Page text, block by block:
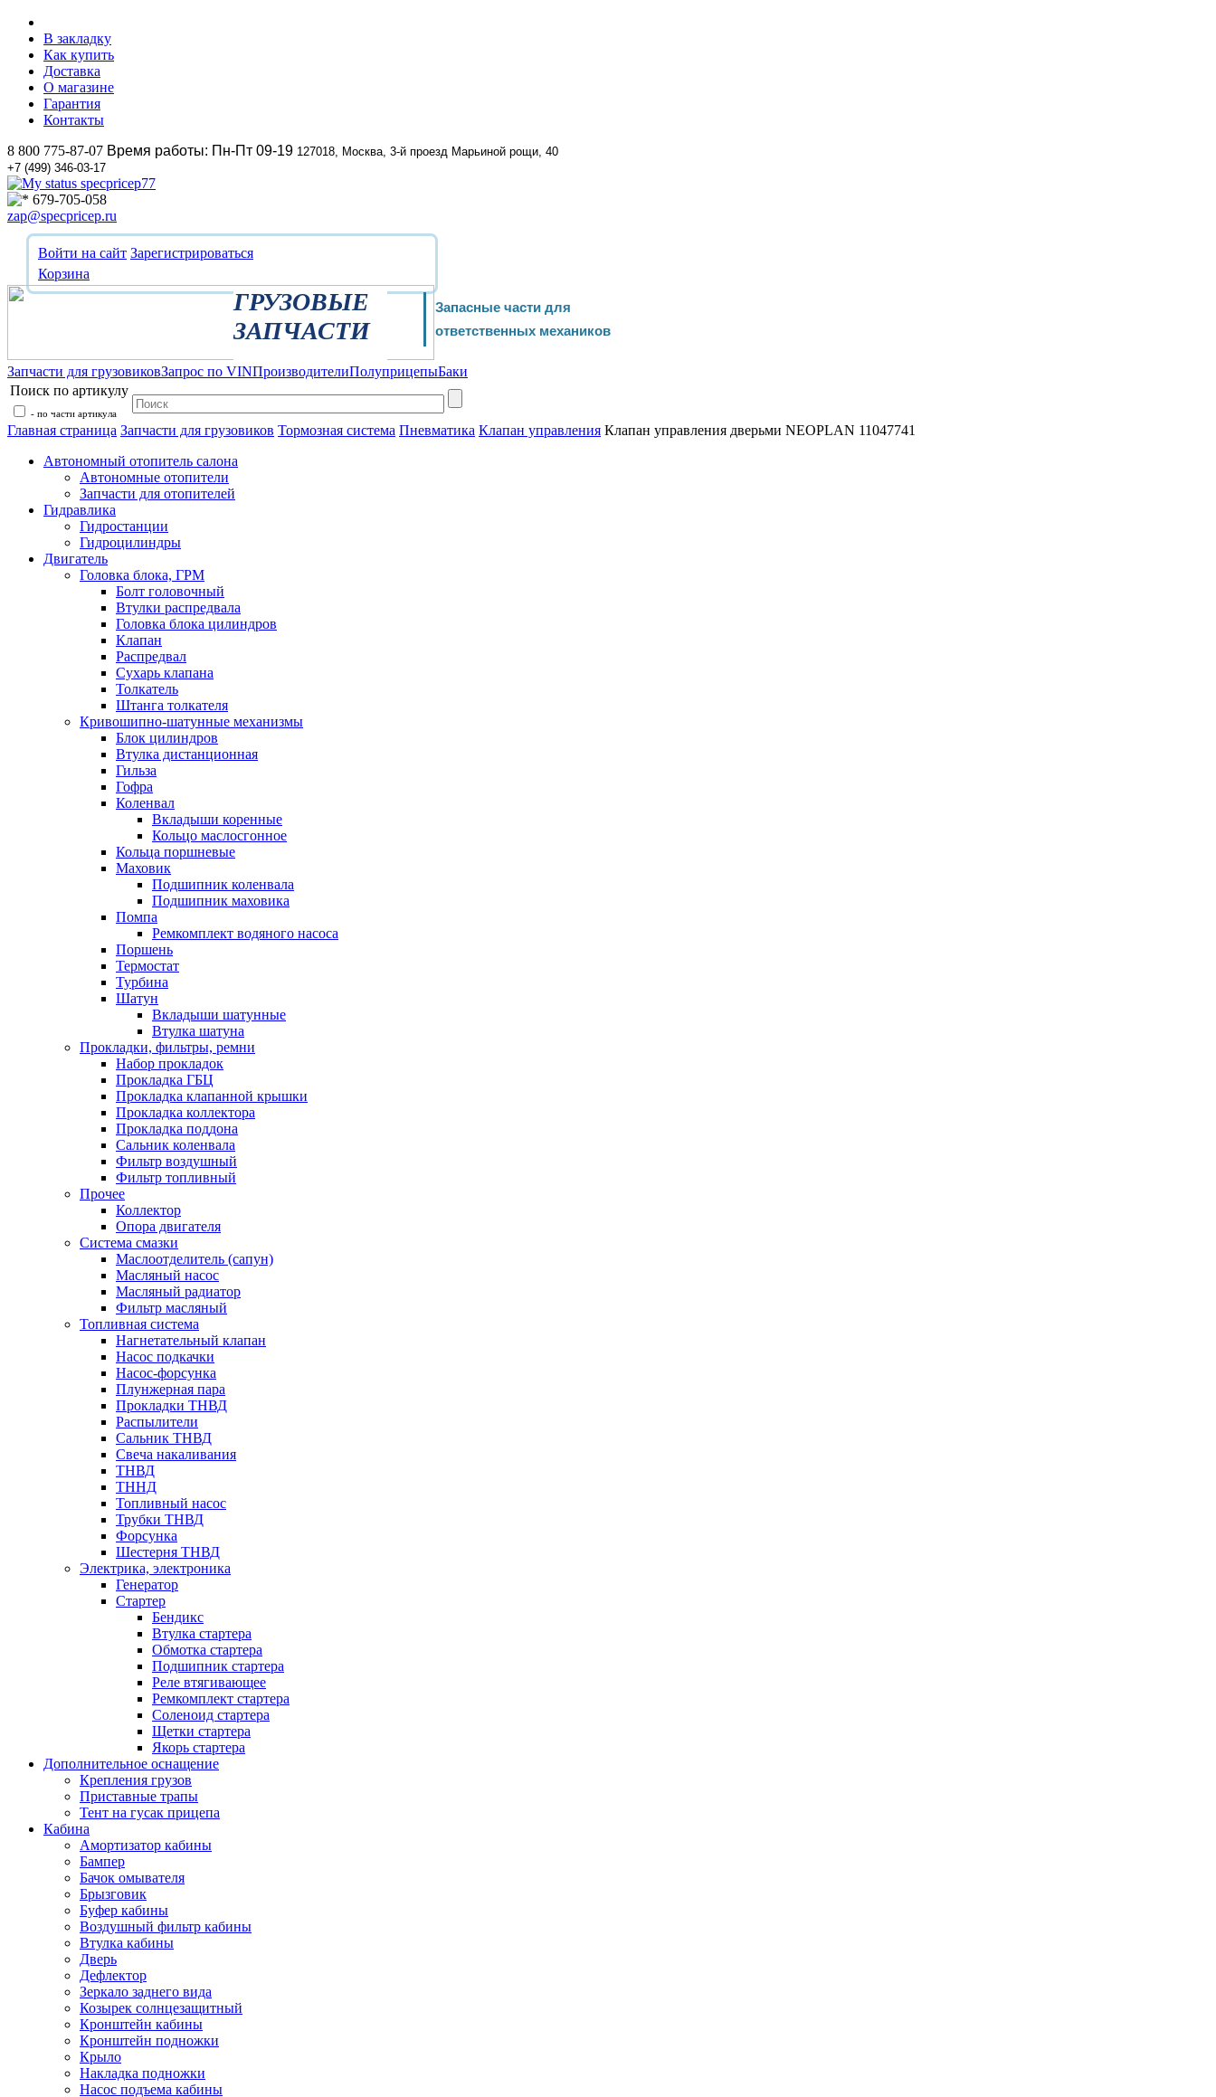
В закладку
Как купить
Доставка
О магазине
Гарантия
Контакты
8 800 775-87-07 Время работы: Пн-Пт 09-19 127018, Москва, 3-й проезд Марьиной рощи, 40
+7 (499) 346-03-17
specpricep77
679-705-058
zap@specpricep.ru
Войти на сайт Зарегистрироваться
Корзина
ГРУЗОВЫЕ
ЗАПЧАСТИ
Запасные части для
ответственных механиков
Запчасти для грузовиковЗапрос по VINПроизводителиПолуприцепыБаки
Поиск по артикулу
- по части артикула
Главная страница Запчасти для грузовиков Тормозная система Пневматика Клапан управления Клапан управления дверьми NEOPLAN 11047741
Автономный отопитель салона
Автономные отопители
Запчасти для отопителей
Гидравлика
Гидростанции
Гидроцилиндры
Двигатель
Головка блока, ГРМ
Болт головочный
Втулки распредвала
Головка блока цилиндров
Клапан
Распредвал
Сухарь клапана
Толкатель
Штанга толкателя
Кривошипно-шатунные механизмы
Блок цилиндров
Втулка дистанционная
Гильза
Гофра
Коленвал
Вкладыши коренные
Кольцо маслосгонное
Кольца поршневые
Маховик
Подшипник коленвала
Подшипник маховика
Помпа
Ремкомплект водяного насоса
Поршень
Термостат
Турбина
Шатун
Вкладыши шатунные
Втулка шатуна
Прокладки, фильтры, ремни
Набор прокладок
Прокладка ГБЦ
Прокладка клапанной крышки
Прокладка коллектора
Прокладка поддона
Сальник коленвала
Фильтр воздушный
Фильтр топливный
Прочее
Коллектор
Опора двигателя
Система смазки
Маслоотделитель (сапун)
Масляный насос
Масляный радиатор
Фильтр масляный
Топливная система
Нагнетательный клапан
Насос подкачки
Насос-форсунка
Плунжерная пара
Прокладки ТНВД
Распылители
Сальник ТНВД
Свеча накаливания
ТНВД
ТННД
Топливный насос
Трубки ТНВД
Форсунка
Шестерня ТНВД
Электрика, электроника
Генератор
Стартер
Бендикс
Втулка стартера
Обмотка стартера
Подшипник стартера
Реле втягивающее
Ремкомплект стартера
Соленоид стартера
Щетки стартера
Якорь стартера
Дополнительное оснащение
Крепления грузов
Приставные трапы
Тент на гусак прицепа
Кабина
Амортизатор кабины
Бампер
Бачок омывателя
Брызговик
Буфер кабины
Воздушный фильтр кабины
Втулка кабины
Дверь
Дефлектор
Зеркало заднего вида
Козырек солнцезащитный
Кронштейн кабины
Кронштейн подножки
Крыло
Накладка подножки
Насос подъема кабины